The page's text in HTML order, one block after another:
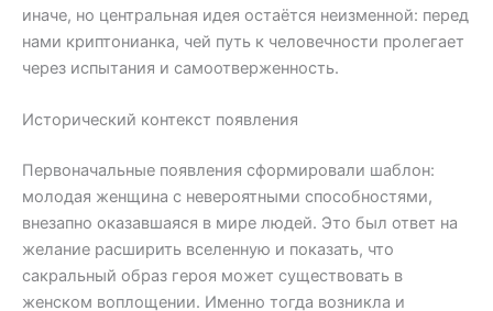
иначе, но центральная идея остаётся неизменной: перед
нами криптонианка, чей путь к человечности пролегает
через испытания и самоотверженность.
Исторический контекст появления
Первоначальные появления сформировали шаблон:
молодая женщина с невероятными способностями,
внезапно оказавшаяся в мире людей. Это был ответ на
желание расширить вселенную и показать, что
сакральный образ героя может существовать в
женском воплощении. Именно тогда возникла и